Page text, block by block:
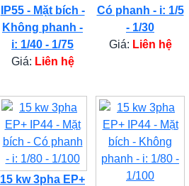
IP55 - Mặt bích -
Không phanh -
i: 1/40 - 1/75
Giá: Liên hệ
Có phanh - i: 1/5
- 1/30
Giá: Liên hệ
15 kw 3pha EP+